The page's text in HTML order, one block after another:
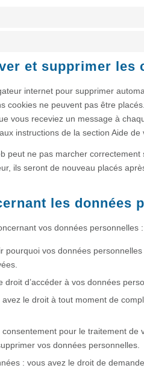
et supprimer les
internet pour supprimer
cookies ne peuvent pas être
vous receviez un message à
instructions de la section Aide de
peut ne pas marcher
ils seront de nouveau placés
les données
vos données personnelles :
pourquoi vos données
droit d’accéder à vos données
le droit à tout moment de
pour le traitement
vos données personnelles.
: vous avez le droit de